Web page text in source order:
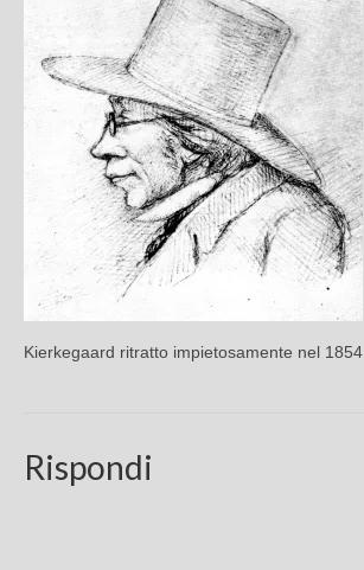
Contatti
Kierkegaard ritratto impietosamente nel 1854
Rispondi